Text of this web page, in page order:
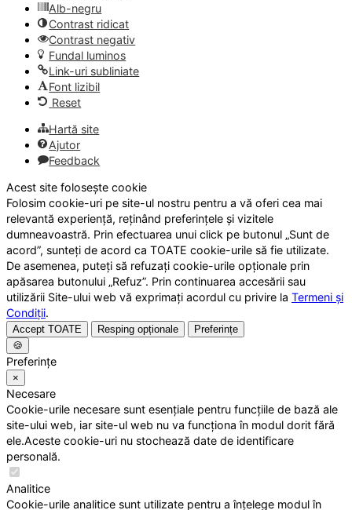
Alb-negru
Contrast ridicat
Contrast negativ
Fundal luminos
Link-uri subliniate
Font lizibil
Reset
Hartă site
Ajutor
Feedback
Acest site folosește cookie
Folosim cookie-uri pe site-ul nostru pentru a vă oferi cea mai
relevantă experiență, reținând preferințele și vizitele
dumneavoastră. Prin efectuarea unui click pe butonul „Sunt de
acord”, sunteți de acord ca TOATE cookie-urile să fie utilizate.
De asemenea, puteți să refuzați cookie-urile opționale prin
apăsarea butonului „Refuz”. Prin continuarea accesării sau
utilizării Site-ului web vă exprimați acordul cu privire la Termeni și
Condiții.
Accept TOATE Resping opționale
Preferințe
🍪
Preferințe
×
Necesare
Cookie-urile necesare sunt esențiale pentru funcțiile de bază ale
site-ului web, iar site-ul web nu va funcționa în modul dorit fără
ele.Aceste cookie-uri nu stochează date de identificare
personală.
Analitice
Cookie-urile analitice sunt utilizate pentru a înțelege modul în